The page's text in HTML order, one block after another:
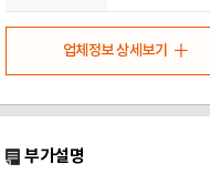
업체정보 상세보기
부가설명